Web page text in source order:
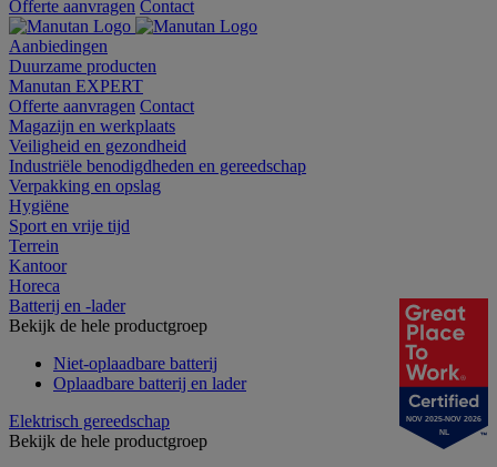
Offerte aanvragen Contact
Aanbiedingen
Duurzame producten
Manutan EXPERT
Offerte aanvragen Contact
Magazijn en werkplaats
Veiligheid en gezondheid
Industriële benodigdheden en gereedschap
Verpakking en opslag
Hygiëne
Sport en vrije tijd
Terrein
Kantoor
Horeca
Batterij en -lader
Bekijk de hele productgroep
Niet-oplaadbare batterij
Oplaadbare batterij en lader
Elektrisch gereedschap
Bekijk de hele productgroep
NOV 2025-NOV 2026
NL